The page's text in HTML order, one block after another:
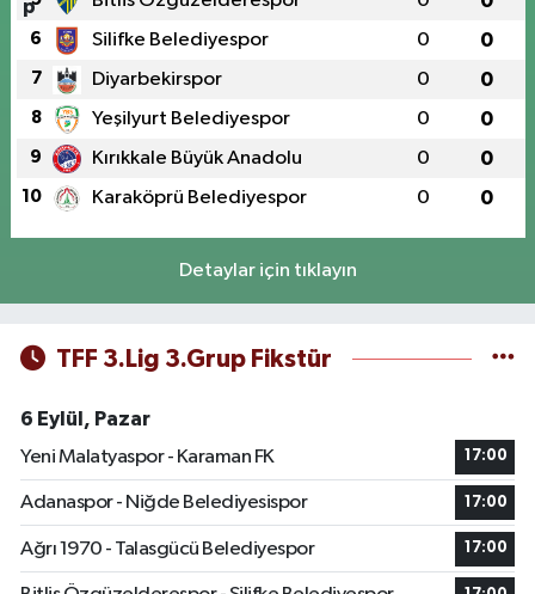
6 Silifke Belediyespor 0 0
7 Diyarbekirspor 0 0
8 Yeşilyurt Belediyespor 0 0
9 Kırıkkale Büyük Anadolu 0 0
10 Karaköprü Belediyespor 0 0
Detaylar için tıklayın
TFF 3.Lig 3.Grup Fikstür
6 Eylül, Pazar
Yeni Malatyaspor - Karaman FK
17:00
Adanaspor - Niğde Belediyesispor 17:00
Ağrı 1970 - Talasgücü Belediyespor 17:00